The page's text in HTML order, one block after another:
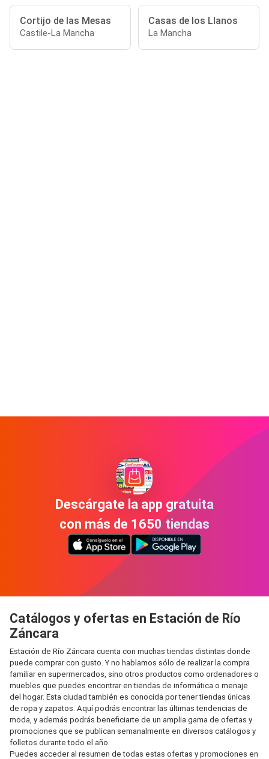
Cortijo de las Mesas
Castile-La Mancha
Casas de los Llanos
La Mancha
Descárgate la app gratuita
con más de 1650 tiendas
Catálogos y ofertas en Estación de Río
Záncara
Estación de Río Záncara cuenta con muchas tiendas distintas donde
puede comprar con gusto. Y no hablamos sólo de realizar la compra
familiar en supermercados, sino otros productos como ordenadores o
muebles que puedes encontrar en tiendas de informática o menaje
del hogar. Esta ciudad también es conocida por tener tiendas únicas
de ropa y zapatos. Aquí podrás encontrar las últimas tendencias de
moda, y además podrás beneficiarte de un amplia gama de ofertas y
promociones que se publican semanalmente en diversos catálogos y
folletos durante todo el año.
Puedes acceder al resumen de todas estas ofertas y promociones en